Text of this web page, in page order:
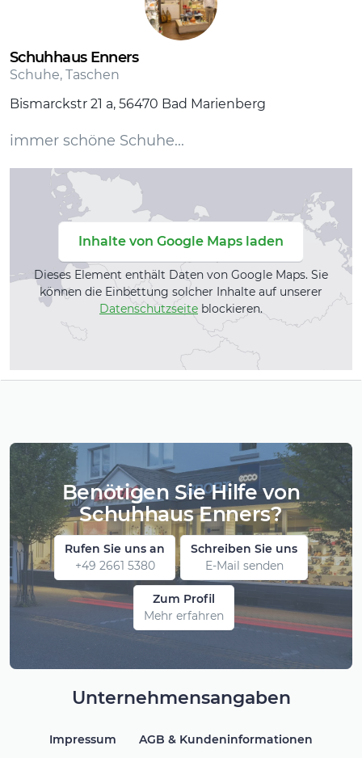
Schuhhaus Enners
Schuhe, Taschen
Bismarckstr 21 a, 56470 Bad Marienberg
immer schöne Schuhe...
Inhalte von Google Maps laden
Dieses Element enthält Daten von Google Maps. Sie
können die Einbettung solcher Inhalte auf unserer
Datenschutzseite blockieren.
Benötigen Sie Hilfe von
Schuhhaus Enners?
Rufen Sie uns an
+49 2661 5380
Schreiben Sie uns
E-Mail senden
Zum Profil
Mehr erfahren
Unternehmensangaben
Impressum
AGB & Kundeninformationen